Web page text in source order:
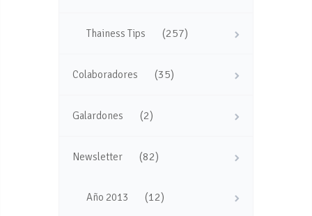
Thainess Tips (257)
Colaboradores (35)
Galardones (2)
Newsletter (82)
Año 2013 (12)